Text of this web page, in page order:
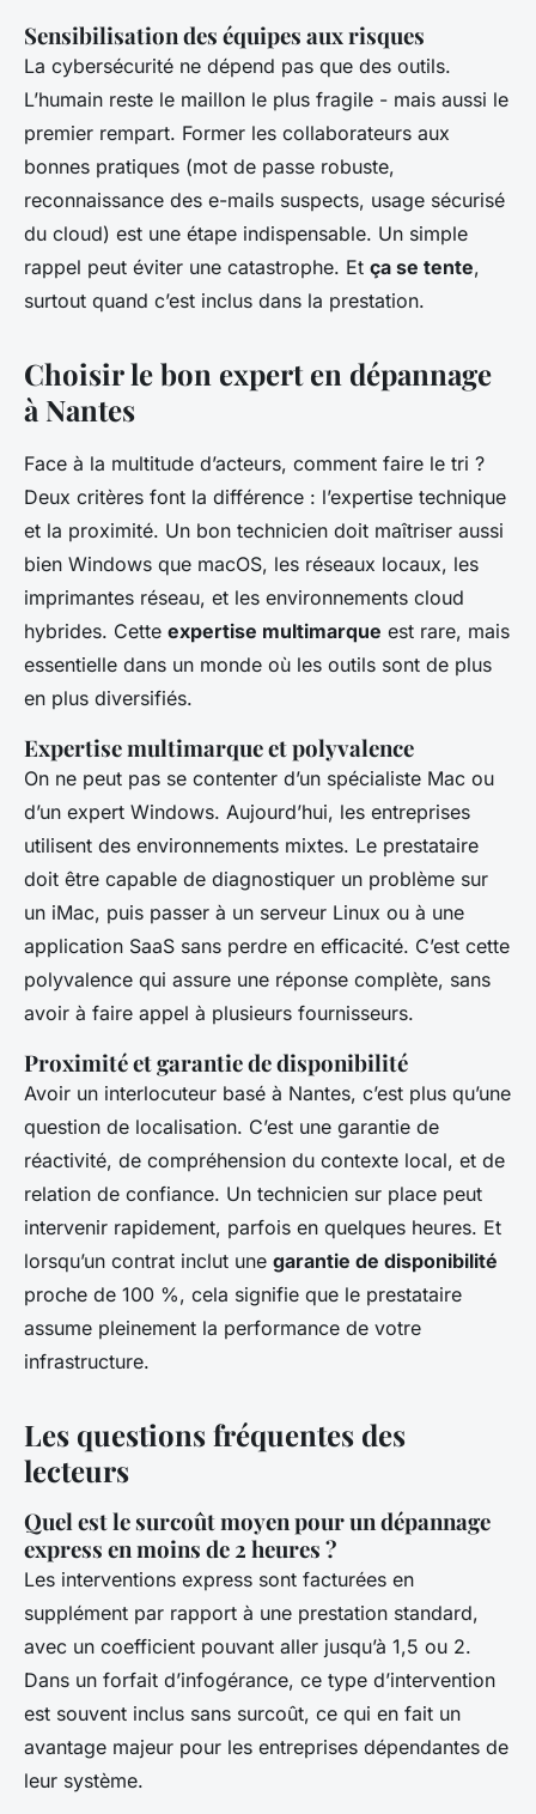
Sensibilisation des équipes aux risques
La cybersécurité ne dépend pas que des outils.
L’humain reste le maillon le plus fragile - mais aussi le
premier rempart. Former les collaborateurs aux
bonnes pratiques (mot de passe robuste,
reconnaissance des e-mails suspects, usage sécurisé
du cloud) est une étape indispensable. Un simple
rappel peut éviter une catastrophe. Et ça se tente,
surtout quand c’est inclus dans la prestation.
Choisir le bon expert en dépannage
à Nantes
Face à la multitude d’acteurs, comment faire le tri ?
Deux critères font la différence : l’expertise technique
et la proximité. Un bon technicien doit maîtriser aussi
bien Windows que macOS, les réseaux locaux, les
imprimantes réseau, et les environnements cloud
hybrides. Cette expertise multimarque est rare, mais
essentielle dans un monde où les outils sont de plus
en plus diversifiés.
Expertise multimarque et polyvalence
On ne peut pas se contenter d’un spécialiste Mac ou
d’un expert Windows. Aujourd’hui, les entreprises
utilisent des environnements mixtes. Le prestataire
doit être capable de diagnostiquer un problème sur
un iMac, puis passer à un serveur Linux ou à une
application SaaS sans perdre en efficacité. C’est cette
polyvalence qui assure une réponse complète, sans
avoir à faire appel à plusieurs fournisseurs.
Proximité et garantie de disponibilité
Avoir un interlocuteur basé à Nantes, c’est plus qu’une
question de localisation. C’est une garantie de
réactivité, de compréhension du contexte local, et de
relation de confiance. Un technicien sur place peut
intervenir rapidement, parfois en quelques heures. Et
lorsqu’un contrat inclut une garantie de disponibilité
proche de 100 %, cela signifie que le prestataire
assume pleinement la performance de votre
infrastructure.
Les questions fréquentes des
lecteurs
Quel est le surcoût moyen pour un dépannage
express en moins de 2 heures ?
Les interventions express sont facturées en
supplément par rapport à une prestation standard,
avec un coefficient pouvant aller jusqu’à 1,5 ou 2.
Dans un forfait d’infogérance, ce type d’intervention
est souvent inclus sans surcoût, ce qui en fait un
avantage majeur pour les entreprises dépendantes de
leur système.